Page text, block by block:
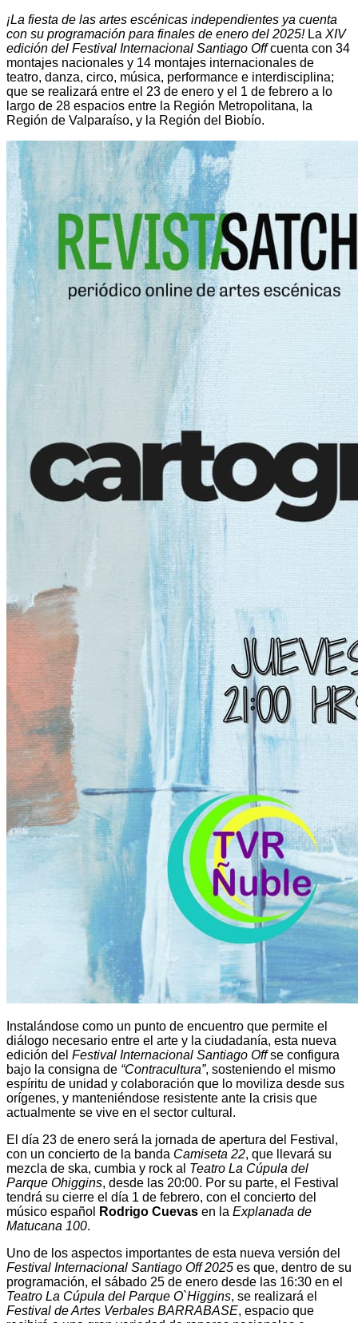
¡La fiesta de las artes escénicas independientes ya cuenta
con su programación para finales de enero del 2025!La XIV
edición del Festival Internacional Santiago Offcuenta con 34
montajes nacionales y 14 montajes internacionales de
teatro, danza, circo, música, performance e interdisciplina;
que se realizará entre el 23 de enero y el 1 de febrero a lo
largo de 28 espacios entre la Región Metropolitana, la
Región de Valparaíso, y la Región del Biobío.
Instalándose como un punto de encuentro que permite el
diálogo necesario entre el arte y la ciudadanía, esta nueva
edición del Festival Internacional Santiago Offse configura
bajo la consigna de “Contracultura”, sosteniendo el mismo
espíritu de unidad y colaboración que lo moviliza desde sus
orígenes, y manteniéndose resistente ante la crisis que
actualmente se vive en el sector cultural.
El día 23 de enero será la jornada de apertura del Festival,
con un concierto de la banda Camiseta 22, que llevará su
mezcla de ska, cumbia y rock al Teatro La Cúpula del
Parque Ohiggins, desde las 20:00. Por su parte, el Festival
tendrá su cierre el día 1 de febrero, con el concierto del
músico español
Rodrigo Cuevas en la Explanada de
Matucana 100.
Uno de los aspectos importantes de esta nueva versión del
Festival Internacional Santiago Off 2025 es que, dentro de su
programación, el sábado 25 de enero desde las 16:30 en el
Teatro La Cúpula del Parque O`Higgins, se realizará el
Festival de Artes Verbales BARRABASE, espacio que